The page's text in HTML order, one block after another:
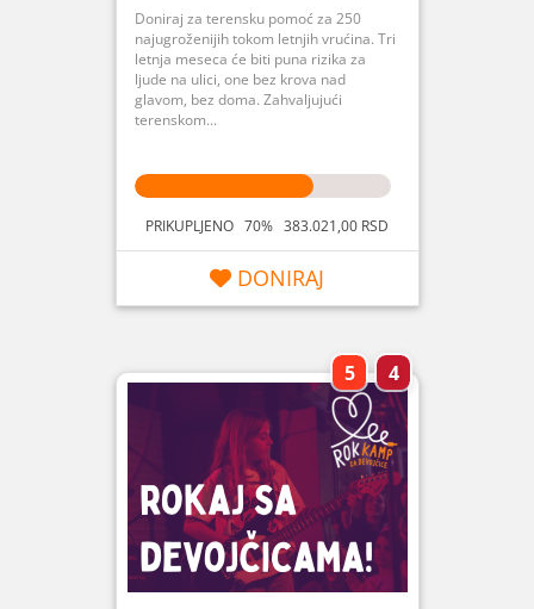
Doniraj za terensku pomoć za 250
najugroženijih tokom letnjih vrućina. Tri
letnja meseca će biti puna rizika za
ljude na ulici, one bez krova nad
glavom, bez doma. Zahvaljujući
terenskom...
PRIKUPLJENO 70% 383.021,00 RSD
DONIRAJ
5 4